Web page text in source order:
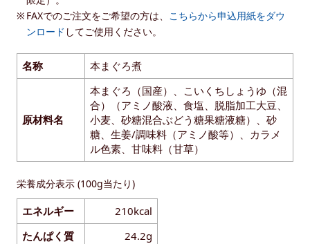
FAXでのご注文をご希望の方は、
こちらから申込用紙をダウ
ンロード してご使用ください。
名称 本まぐろ煮
原材料名
本まぐろ（国産）、こいくちしょうゆ（混
合）（アミノ酸液、食塩、脱脂加工大豆、
小麦、砂糖混合ぶどう糖果糖液糖）、砂
糖、生姜/調味料（アミノ酸等）、カラメ
ル色素、甘味料（甘草）
栄養成分表示 (100g当たり)
エネルギー
210kcal
たんぱく質
24.2g